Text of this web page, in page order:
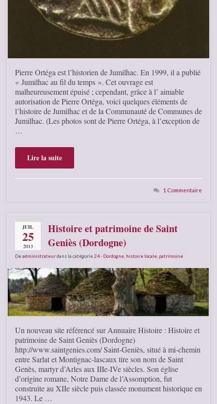
Pierre Ortéga est l’historien de Jumilhac. En 1999, il a publié
« Jumilhac au fil du temps ». Cet ouvrage est
malheureusement épuisé ; cependant, grâce à l’ aimable
autorisation de Pierre Ortéga, voici quelques éléments de
l’histoire de Jumilhac et de la Communauté de Communes de
Jumilhac. (Les photos sont de Pierre Ortéga, à l’exception de
…
Lire la suite
1 Commentaire
JUIL
25
2013
Histoire et patrimoine de Saint
Geniès (Dordogne)
Deadministrateurdans la catégorie24 - Dordogne histoire locale patrimoine
Un nouveau site référencé sur Annuaire Histoire : Histoire et
patrimoine de Saint Geniès (Dordogne)
http://www.saintgenies.com/ Saint-Geniès, situé à mi-chemin
entre Sarlat et Montignac-lascaux tire son nom de Saint
Genès, martyr d’Arles aux IIIe-IVe siècles. Son église
d’origine romane, Notre Dame de l’Assomption, fut
construite au XIIe siècle puis classée monument historique en
1943. Le …